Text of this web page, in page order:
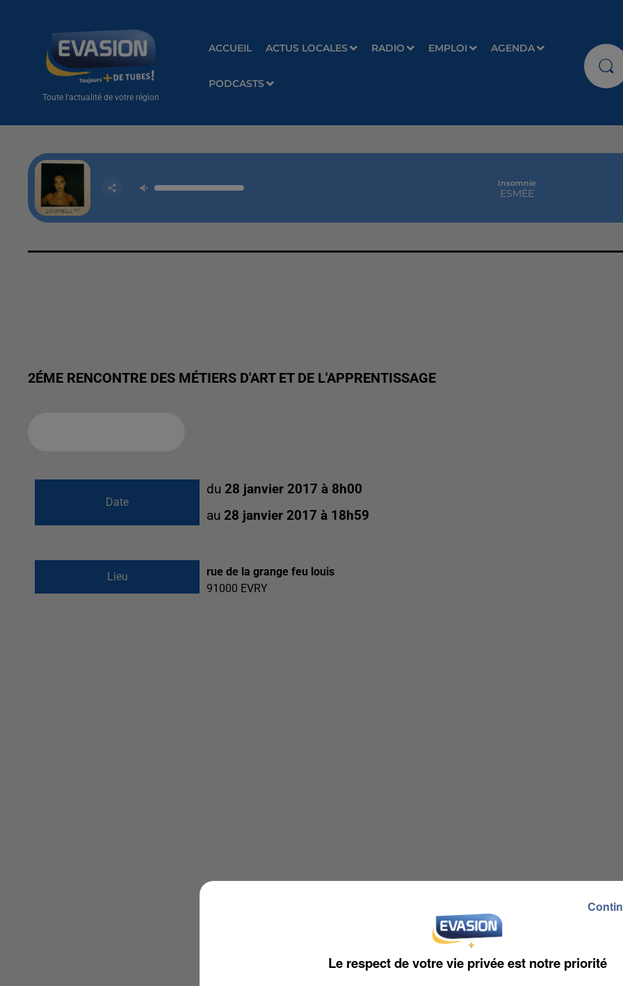
Toute l'actualité de votre région
ACCUEIL ACTUS LOCALES RADIO EMPLOI AGENDA
PODCASTS
Insomnie
ESMÉE
2ÉME RENCONTRE DES MÉTIERS D'ART ET DE L'APPRENTISSAGE
Date
du28 janvier 2017 à 8h00
au28 janvier 2017 à 18h59
Lieu
rue de la grange feu louis
91000 EVRY
Le respect de votre vie privée est notre priorité